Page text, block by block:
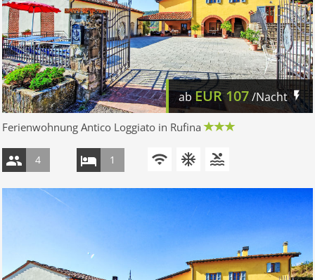
abEUR 107/Nacht
Ferienwohnung Antico Loggiato in Rufina
4 1